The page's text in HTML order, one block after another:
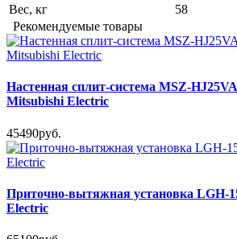
Вес, кг
58
Рекомендуемые товары
Настенная сплит-система MSZ-
Mitsubishi Electric
45490руб.
Приточно-вытяжная установка LGH-
Electric